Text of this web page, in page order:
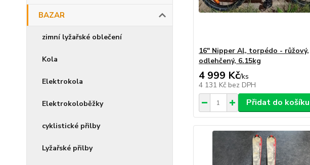
BAZAR
zimní lyžařské oblečení
Kola
Elektrokola
Elektrokoloběžky
cyklistické přilby
Lyžařské přilby
16" Nipper Al, torpédo - růžový,
odlehčený, 6.15kg
4 999 Kč/ks
4 131 Kč bez DPH
Přidat do košíku